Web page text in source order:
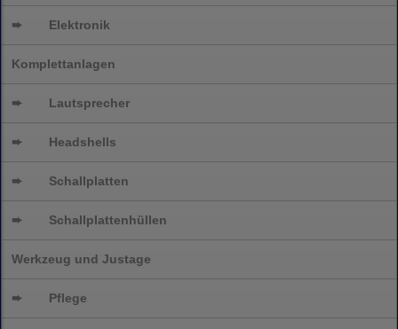
➨ Elektronik
Komplettanlagen
➨ Lautsprecher
➨ Headshells
➨ Schallplatten
➨ Schallplattenhüllen
Werkzeug und Justage
➨ Pflege